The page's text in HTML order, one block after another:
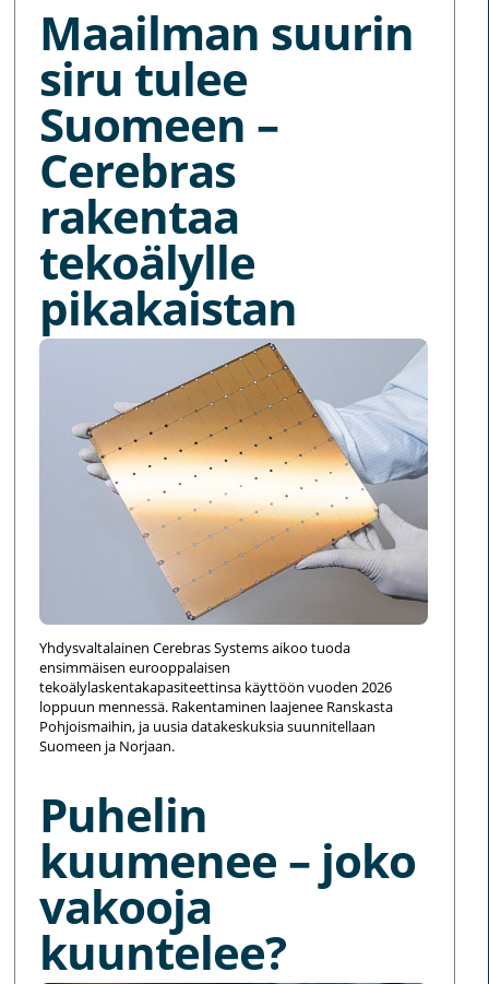
Maailman suurin
siru tulee
Suomeen –
Cerebras
rakentaa
tekoälylle
pikakaistan
Yhdysvaltalainen Cerebras Systems aikoo tuoda
ensimmäisen eurooppalaisen
tekoälylaskentakapasiteettinsa käyttöön vuoden 2026
loppuun mennessä. Rakentaminen laajenee Ranskasta
Pohjoismaihin, ja uusia datakeskuksia suunnitellaan
Suomeen ja Norjaan.
Puhelin
kuumenee – joko
vakooja
kuuntelee?